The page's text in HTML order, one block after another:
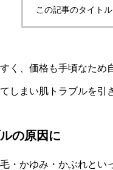
この記事のタイト
く、価格も手頃なため
しまい肌トラブルを引
の原因に
・かゆみ・かぶれとい